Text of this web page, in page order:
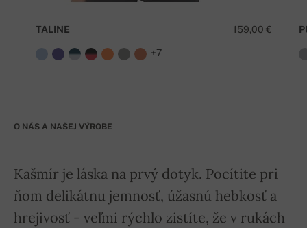
159,00 €
TALINE
+7
O NÁS A NAŠEJ VÝROBE
Kašmír je láska na prvý dotyk. Pocítite pri
ňom delikátnu jemnosť, úžasnú hebkosť a
hrejivosť - veľmi rýchlo zistíte, že v rukách